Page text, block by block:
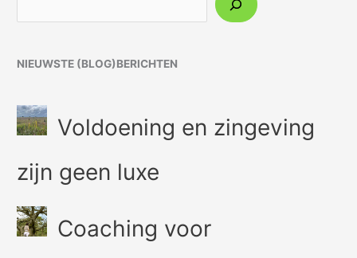
NIEUWSTE (BLOG)BERICHTEN
Voldoening en zingeving
zijn geen luxe
Coaching voor